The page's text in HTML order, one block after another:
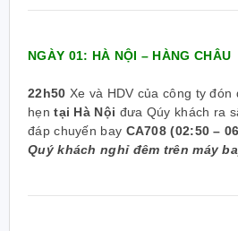
NGÀY 01: HÀ NỘI – HÀNG CHÂU
22h50 Xe và HDV của công ty đón
hẹntại Hà Nội đưa Qúy khách ra
đáp chuyến bay CA708 (02:50 –
Quý khách nghỉ đêm trên máy